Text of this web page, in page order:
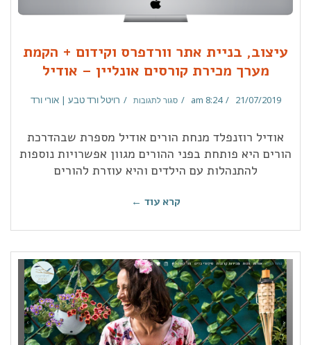
עיצוב, בניית אתר וורדפרס וקידום + הקמת
מערך מכירת קורסים אונליין – אודיל
21/07/2019
8:24 am סגור לתגובות רויטל ורד טבע | אורי ורד
אודיל רוזנפלד מנחת הורים אודיל מספרת שבהדרכת
הורים היא פותחת בפני ההורים מגוון אפשרויות נוספות
להתנהלות עם הילדים והיא עוזרת להורים
קרא עוד ←